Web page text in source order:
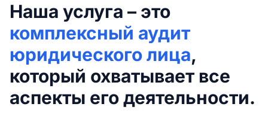
Наша услуга – это
комплексный аудит
юридического лица,
который охватывает все
аспекты его деятельности.